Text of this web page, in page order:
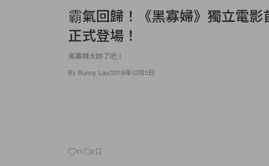
霸氣回歸！《黑寡婦》獨立電影
正式登場！
黑寡婦太帥了吧！
By Bunny Lau/2019年12月3日
11 0